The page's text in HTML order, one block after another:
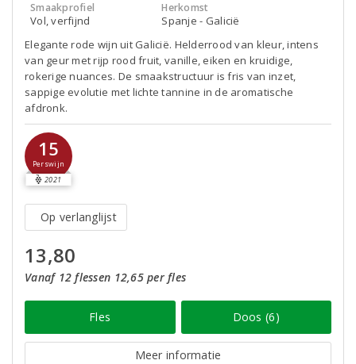
Smaakprofiel
Vol, verfijnd
Herkomst
Spanje - Galicië
Elegante rode wijn uit Galicië. Helderrood van kleur, intens
van geur met rijp rood fruit, vanille, eiken en kruidige,
rokerige nuances. De smaakstructuur is fris van inzet,
sappige evolutie met lichte tannine in de aromatische
afdronk.
15
Perswijn
2021
Op verlanglijst
13,80
Vanaf 12 flessen 12,65 per fles
Fles Doos (6)
Meer informatie